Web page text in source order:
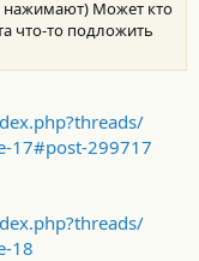
нажимают) Может кто
что-то подложить
17#post-299717
18